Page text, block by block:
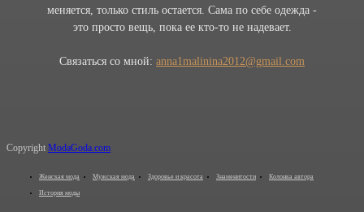
меняется, только стиль остается. Сама по себе одежда -
это просто вещь, пока ее кто-то не надевает.
Связаться со мной: anna1malinina2012@gmail.com
Copyright ModaGoda.com
Женская мода Мужская мода Здоровье и красота Знаменитости Колонка автора
История моды